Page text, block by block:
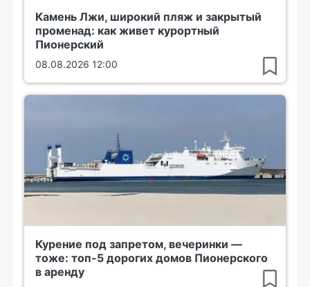
Камень Лжи, широкий пляж и закрытый
променад: как живет курортный
Пионерский
08.08.2026 12:00
Курение под запретом, вечеринки —
тоже: топ-5 дорогих домов Пионерского
в аренду